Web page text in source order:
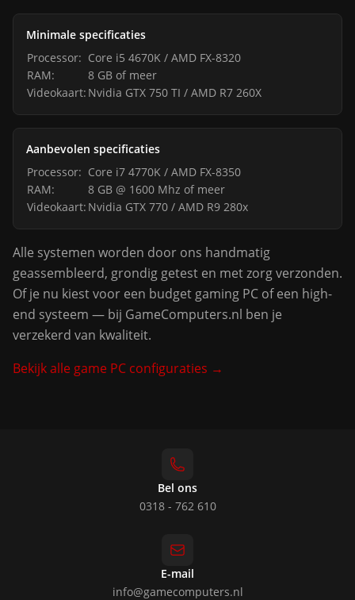
Minimale specificaties
Processor: Core i5 4670K / AMD FX-8320
RAM:
8 GB of meer
Videokaart: Nvidia GTX 750 TI / AMD R7 260X
Aanbevolen specificaties
Processor: Core i7 4770K / AMD FX-8350
RAM:
8 GB @ 1600 Mhz of meer
Videokaart: Nvidia GTX 770 / AMD R9 280x
Alle systemen worden door ons handmatig
geassembleerd, grondig getest en met zorg verzonden.
Of je nu kiest voor een budget gaming PC of een high-
end systeem — bij GameComputers.nl ben je
verzekerd van kwaliteit.
Bekijk alle game PC configuraties →
Bel ons
0318 - 762 610
E-mail
info@gamecomputers.nl